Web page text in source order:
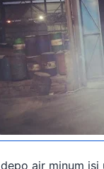
air minum isi